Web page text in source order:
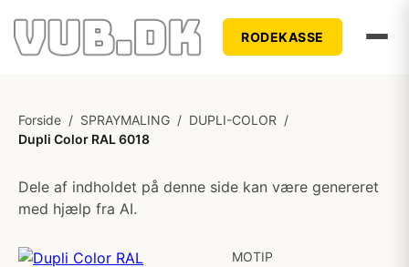
RODEKASSE
Forside / SPRAYMALING / DUPLI-COLOR /
Dupli Color RAL 6018
Dele af indholdet på denne side kan være genereret
med hjælp fra AI.
MOTIP